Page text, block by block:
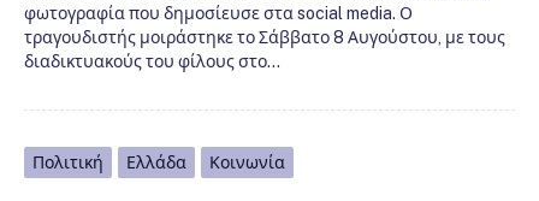
φωτογραφία που δημοσίευσε στα social media. Ο
τραγουδιστής μοιράστηκε το Σάββατο 8 Αυγούστου, με τους
διαδικτυακούς του φίλους στο…
Πολιτική Ελλάδα Κοινωνία